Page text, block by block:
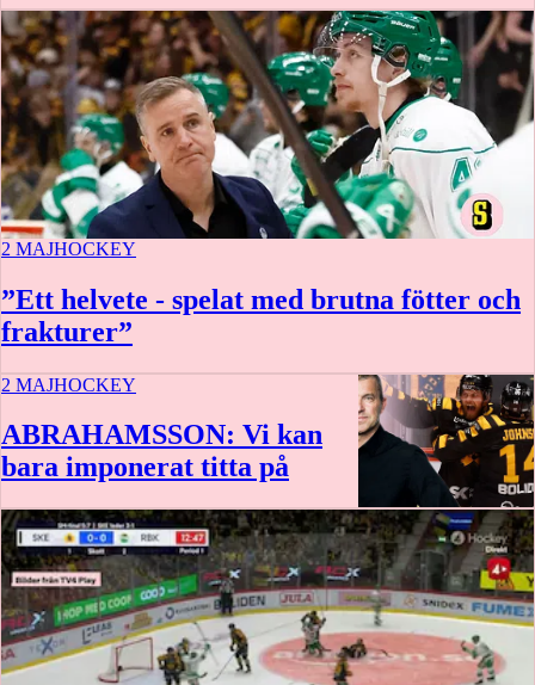
2 MAJHOCKEY
”Ett helvete - spelat med brutna fötter och
frakturer”
2 MAJHOCKEY
ABRAHAMSSON: Vi kan
bara imponerat titta på